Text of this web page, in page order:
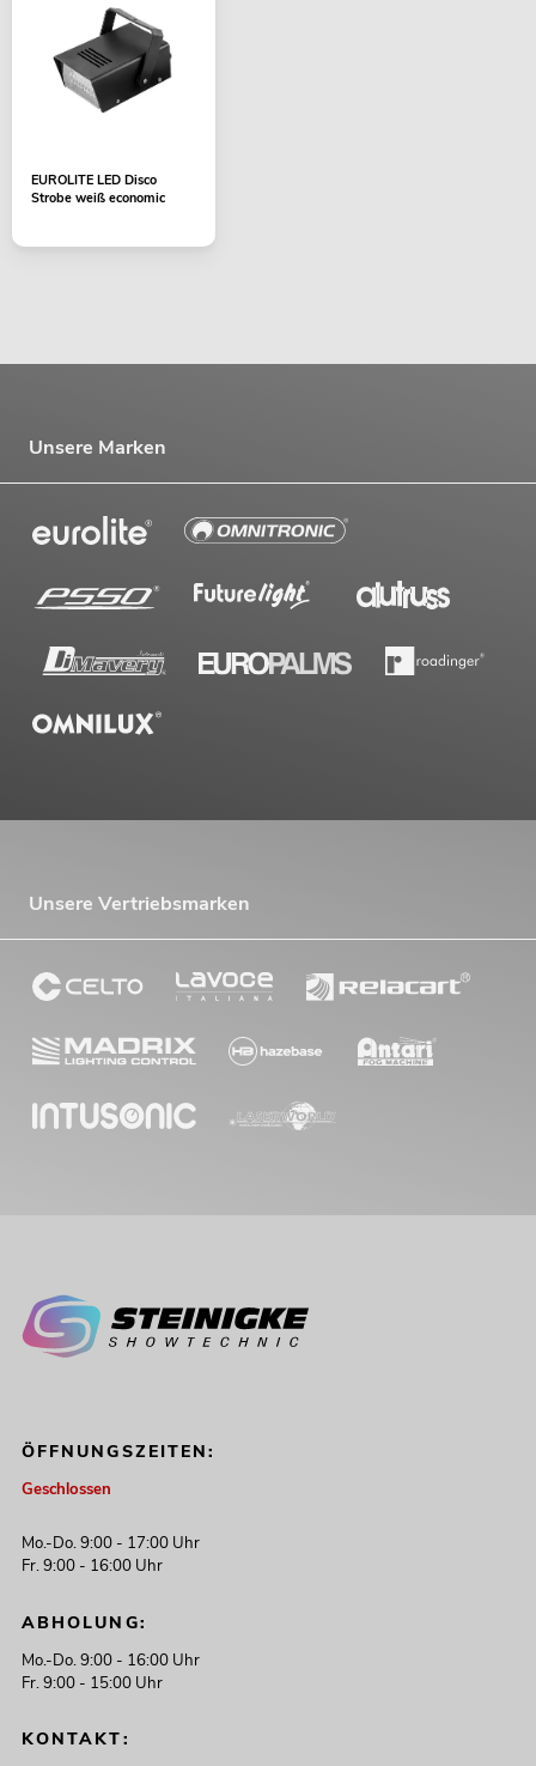
EUROLITE LED Disco
Strobe weiß economic
Unsere Marken
Unsere Vertriebsmarken
ÖFFNUNGSZEITEN:
Geschlossen
Mo.-Do. 9:00 - 17:00 Uhr
Fr. 9:00 - 16:00 Uhr
ABHOLUNG:
Mo.-Do. 9:00 - 16:00 Uhr
Fr. 9:00 - 15:00 Uhr
KONTAKT: